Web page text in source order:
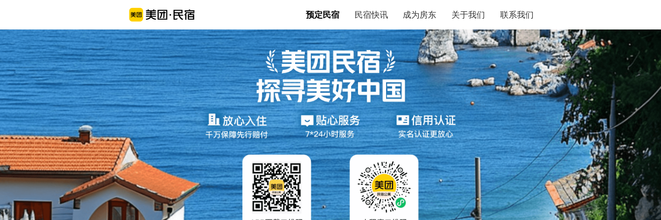
预定民宿 民宿快讯 成为房东 关于我们 联系我们